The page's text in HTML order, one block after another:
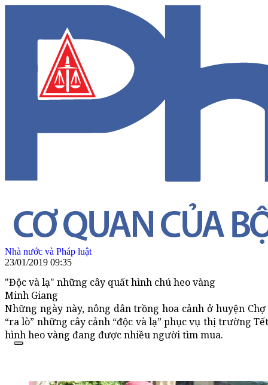
Nhà nước và Pháp luật
23/01/2019 09:35
"Độc và lạ" những cây quất hình chú heo vàng
Minh Giang
Những ngày này, nông dân trồng hoa cảnh ở huyện
“ra lò” những cây cảnh “độc và lạ” phục vụ thị trường
hình heo vàng đang được nhiều người tìm mua.